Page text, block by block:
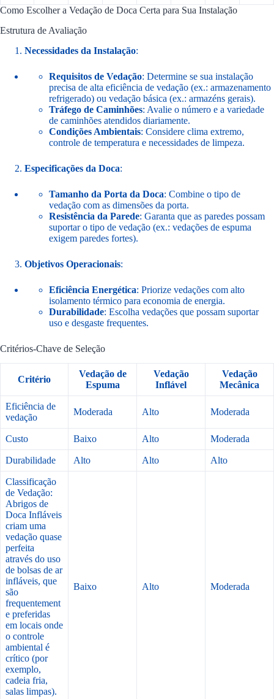
Como Escolher a Vedação de Doca Certa para Sua Instalação
Estrutura de Avaliação
Necessidades da Instalação:
Requisitos de Vedação: Determine se sua instalação
precisa de alta eficiência de vedação (ex.: armazenamento
refrigerado) ou vedação básica (ex.: armazéns gerais).
Tráfego de Caminhões: Avalie o número e a variedade
de caminhões atendidos diariamente.
Condições Ambientais: Considere clima extremo,
controle de temperatura e necessidades de limpeza.
Especificações da Doca:
Tamanho da Porta da Doca: Combine o tipo de
vedação com as dimensões da porta.
Resistência da Parede: Garanta que as paredes possam
suportar o tipo de vedação (ex.: vedações de espuma
exigem paredes fortes).
Objetivos Operacionais:
Eficiência Energética: Priorize vedações com alto
isolamento térmico para economia de energia.
Durabilidade: Escolha vedações que possam suportar
uso e desgaste frequentes.
Critérios-Chave de Seleção
Critério
Vedação de
Espuma
Vedação
Inflável
Vedação
Mecânica
Eficiência de
vedação
Moderada Alto Moderada
Custo Baixo Alto Moderada
Durabilidade Alto Alto Alto
Classificação
de Vedação:
Abrigos de
Doca Infláveis
criam uma
vedação quase
perfeita
através do uso
de bolsas de ar
infláveis, que
são
frequentement
e preferidas
em locais onde
o controle
ambiental é
crítico (por
exemplo,
cadeia fria,
salas limpas).
Baixo Alto Moderada